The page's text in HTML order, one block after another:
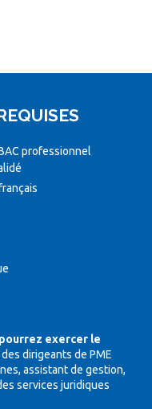
professionnel
exercer le
dirigeants de PME
assistant de gestion,
services juridiques